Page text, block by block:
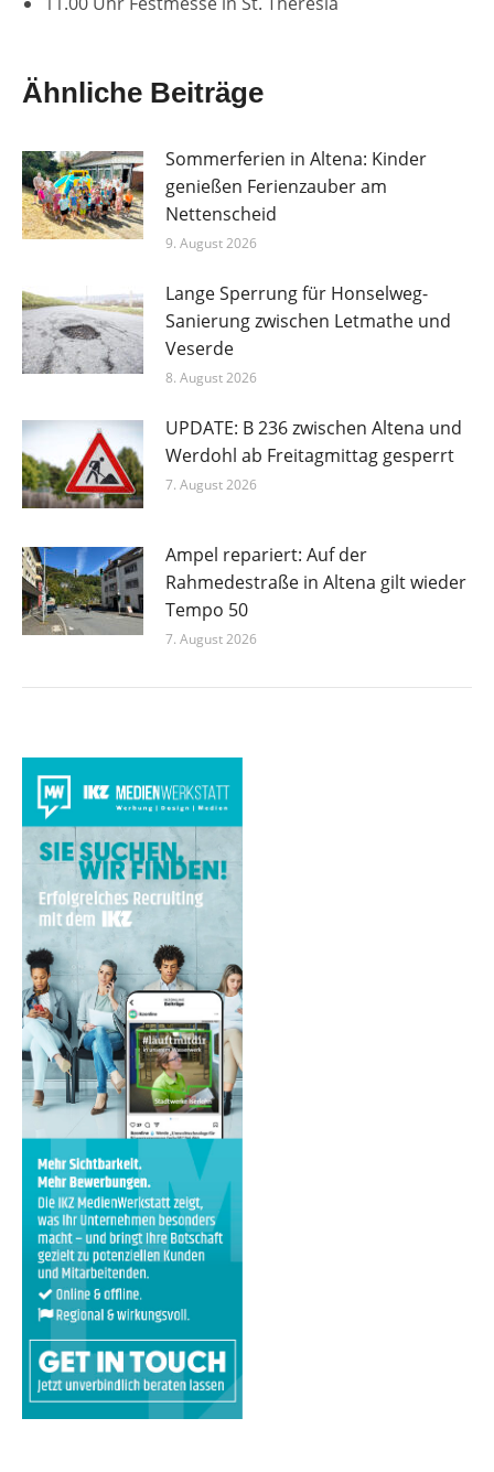
Ähnliche Beiträge
Sommerferien in Altena: Kinder
genießen Ferienzauber am
Nettenscheid
9. August 2026
Lange Sperrung für Honselweg-
Sanierung zwischen Letmathe und
Veserde
8. August 2026
UPDATE: B 236 zwischen Altena und
Werdohl ab Freitagmittag gesperrt
7. August 2026
Ampel repariert: Auf der
Rahmedestraße in Altena gilt wieder
Tempo 50
7. August 2026